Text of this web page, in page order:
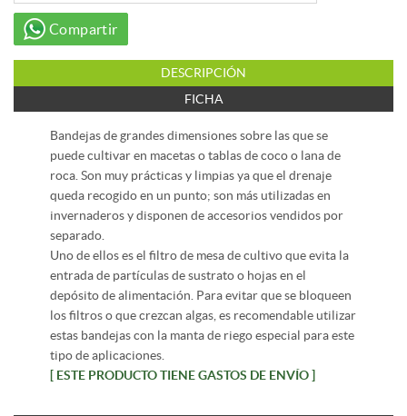
Compartir
DESCRIPCIÓN
FICHA
Bandejas de grandes dimensiones sobre las que se
puede cultivar en macetas o tablas de coco o lana de
roca. Son muy prácticas y limpias ya que el drenaje
queda recogido en un punto; son más utilizadas en
invernaderos y disponen de accesorios vendidos por
separado.
Uno de ellos es el filtro de mesa de cultivo que evita la
entrada de partículas de sustrato o hojas en el
depósito de alimentación. Para evitar que se bloqueen
los filtros o que crezcan algas, es recomendable utilizar
estas bandejas con la manta de riego especial para este
tipo de aplicaciones.
[ ESTE PRODUCTO TIENE GASTOS DE ENVÍO ]